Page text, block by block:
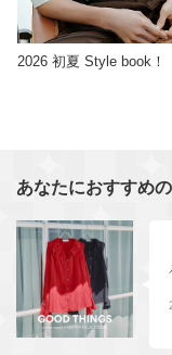
2026 初夏 Style book！
あなたにおすすめ